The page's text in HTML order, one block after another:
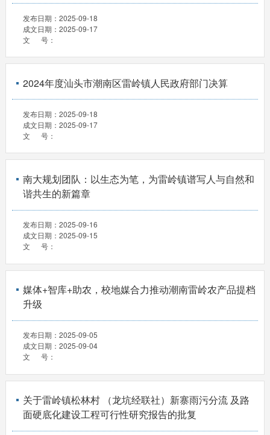
发布日期： 2025-09-18
成文日期： 2025-09-17
文 号：
2024年度汕头市潮南区雷岭镇人民政府部门决算
发布日期： 2025-09-18
成文日期： 2025-09-17
文 号：
南大规划团队：以生态为笔，为雷岭镇谱写人与自然和
谐共生的新篇章
发布日期： 2025-09-16
成文日期： 2025-09-15
文 号：
媒体+智库+助农，校地媒合力推动潮南雷岭农产品提档
升级
发布日期： 2025-09-05
成文日期： 2025-09-04
文 号：
关于雷岭镇松林村 （龙坑经联社）新寨雨污分流 及路
面硬底化建设工程可行性研究报告的批复